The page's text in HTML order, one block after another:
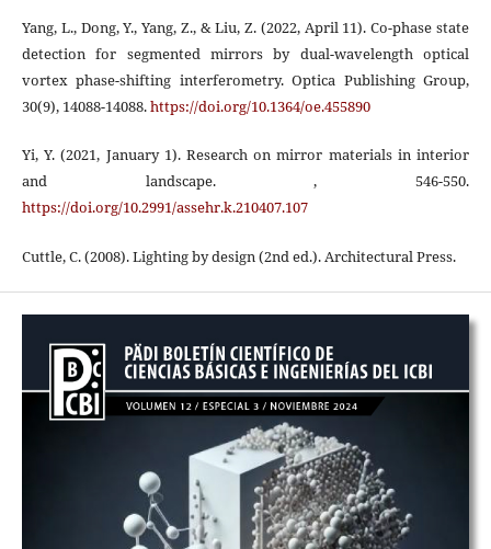
Yang, L., Dong, Y., Yang, Z., & Liu, Z. (2022, April 11). Co-phase state
detection for segmented mirrors by dual-wavelength optical
vortex phase-shifting interferometry. Optica Publishing Group,
30(9), 14088-14088.https://doi.org/10.1364/oe.455890
Yi, Y. (2021, January 1). Research on mirror materials in interior
and landscape. , 546-550.
https://doi.org/10.2991/assehr.k.210407.107
Cuttle, C. (2008). Lighting by design (2nd ed.). Architectural Press.